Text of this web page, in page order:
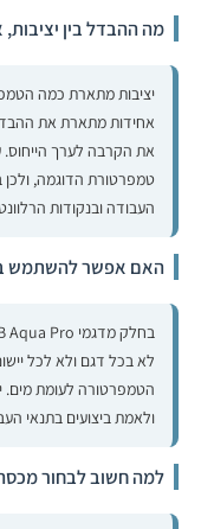
מה ההבדל בין
יציבות מתארת כמה
אחידות מתארת את
את הקרבה לערך הייחוס.
טמפרטורת הדוגמה, ולכן
העבודה ובנקודות
האם אפשר להשתמש
לא בכל דגם ולא לכל
הטמפרטורה לעומת מים.
ולאמת ביצועים בתנאי
למה חשוב לבחור